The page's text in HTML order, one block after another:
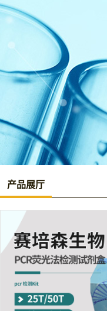
产品展厅